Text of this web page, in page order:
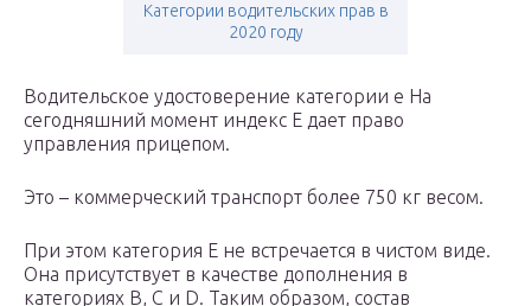
Категории водительских прав в
2020 году
Водительское удостоверение категории е На
сегодняшний момент индекс Е дает право
управления прицепом.
Это – коммерческий транспорт более 750 кг весом.
При этом категория Е не встречается в чистом виде.
Она присутствует в качестве дополнения в
категориях В, С и D. Таким образом, состав